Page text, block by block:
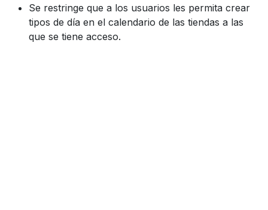
Se restringe que a los usuarios les permita crear
tipos de día en el calendario de las tiendas a las
que se tiene acceso.